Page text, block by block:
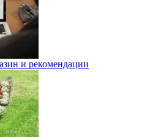
и рекомендации